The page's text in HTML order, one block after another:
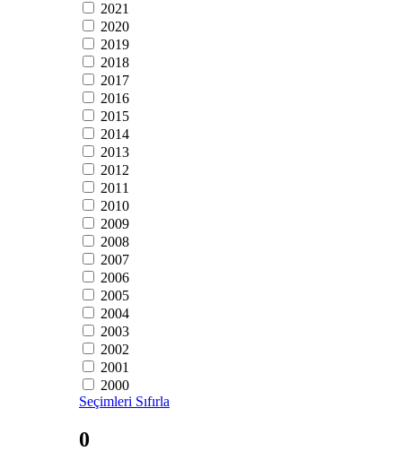
2021
2020
2019
2018
2017
2016
2015
2014
2013
2012
2011
2010
2009
2008
2007
2006
2005
2004
2003
2002
2001
2000
Seçimleri Sıfırla
0